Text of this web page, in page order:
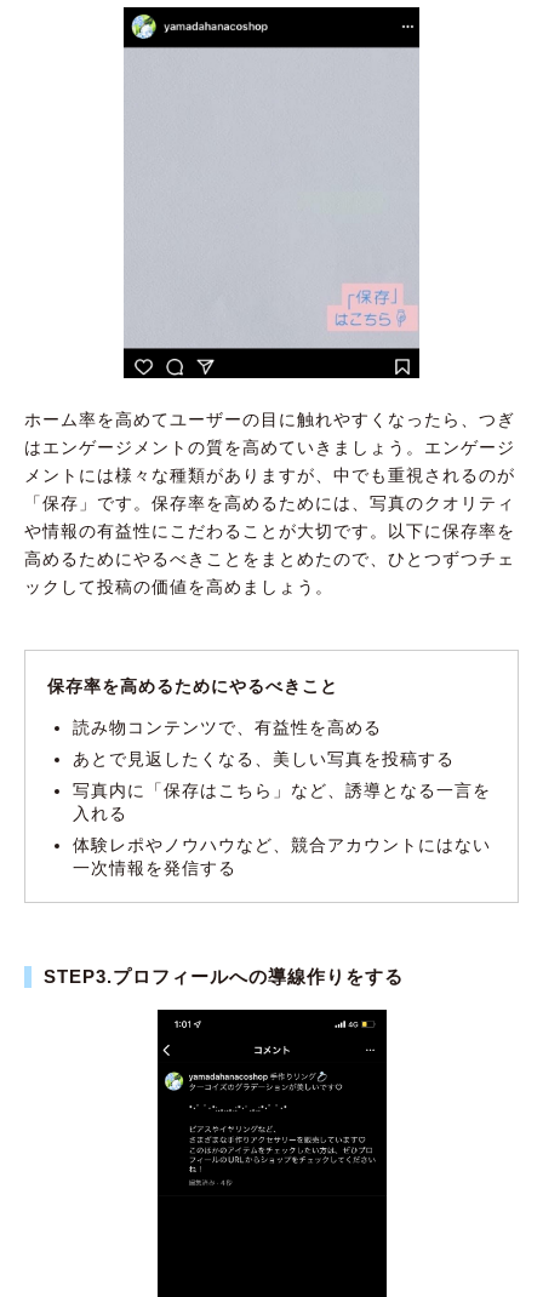
ホーム率を高めてユーザーの目に触れやすくなったら、つぎ
はエンゲージメントの質を高めていきましょう。エンゲージ
メントには様々な種類がありますが、中でも重視されるのが
「保存」です。保存率を高めるためには、写真のクオリティ
や情報の有益性にこだわることが大切です。以下に保存率を
高めるためにやるべきことをまとめたので、ひとつずつチェ
ックして投稿の価値を高めましょう。
保存率を高めるためにやるべきこと
読み物コンテンツで、有益性を高める
あとで見返したくなる、美しい写真を投稿する
写真内に「保存はこちら」など、誘導となる一言を
入れる
体験レポやノウハウなど、競合アカウントにはない
一次情報を発信する
STEP3.プロフィールへの導線作りをする